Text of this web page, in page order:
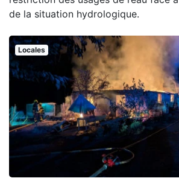
de la situation hydrologique.
Locales